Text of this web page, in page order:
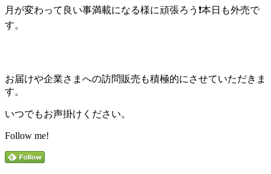
Pocket
月が変わって良い事満載になる様に頑張ろう❗️本日も外売で
す。
お届けや企業さまへの訪問販売も積極的にさせていただきま
す。
いつでもお声掛けください。
Follow me!